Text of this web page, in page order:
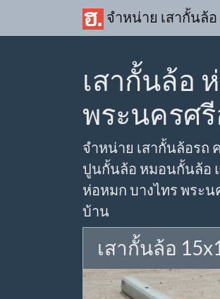
จำหน่าย เสากั้นล้
เสากั้นล้อ
พระนครศ
จำหน่าย เสากั้นล้อร
ปูนกั้นล้อ หมอนกั้นล้อ
ห่อหมก บางไทร พระ
บ้าน
เสากั้นล้อ